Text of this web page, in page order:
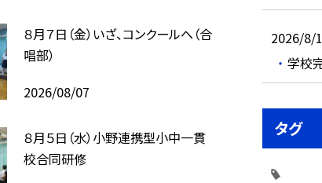
８月７日（金）いざ、コンクールへ（合
唱部）
2026/08/07
８月５日（水）小野連携型小中一貫
校合同研修
2026/8/
学校
タグ